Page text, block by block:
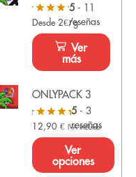
5- 11
reseñas
Desde 2€/g
Ver
más
ONLYPACK 3
5- 3
reseñas
12,90€ IVA Incluido
Ver
opciones